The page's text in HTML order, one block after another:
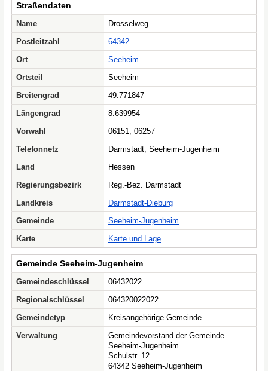
Straßendaten
Name
Drosselweg
Postleitzahl
64342
Ort
Seeheim
Ortsteil
Seeheim
Breitengrad
49.771847
Längengrad
8.639954
Vorwahl
06151, 06257
Telefonnetz
Darmstadt, Seeheim-Jugenheim
Land
Hessen
Regierungsbezirk
Reg.-Bez. Darmstadt
Landkreis
Darmstadt-Dieburg
Gemeinde
Seeheim-Jugenheim
Karte
Karte und Lage
Gemeinde Seeheim-Jugenheim
Gemeindeschlüssel
06432022
Regionalschlüssel
064320022022
Gemeindetyp
Kreisangehörige Gemeinde
Verwaltung
Gemeindevorstand der Gemeinde
Seeheim-Jugenheim
Schulstr. 12
64342 Seeheim-Jugenheim